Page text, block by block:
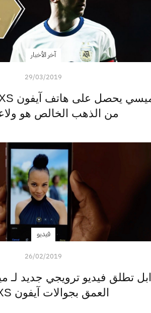
آخر الأخبار
29/03/2019
من الذهب الخالص هو
فيديو
26/02/2019
ابل تطلق فيديو ترويجي جديد لـ
العمق بجوالات آيفون XR/XS